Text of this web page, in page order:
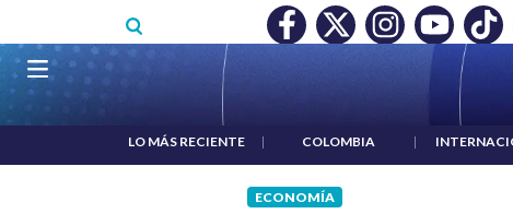
MÍNIMO NO DESTRUYÓ EMPLEO: JP MORGAN | "HABLAR NO
Navegación principal
LO MÁS RECIENTE | COLOMBIA |
ECONOMÍA